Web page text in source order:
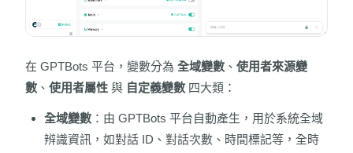
在 GPTBots 平台，變數分為 全域變數 、 使用者來源變
數 、 使用者屬性 與 自定義變數 四大類：
全域變數 ：由 GPTBots 平台自動產生，用於系統全域
辨識資訊，如對話 ID、對話次數、時間標記等，全時